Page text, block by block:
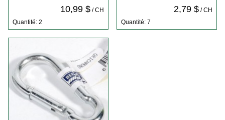
10,99 $/ CH
Quantité: 2
2,79 $/ CH
Quantité: 7